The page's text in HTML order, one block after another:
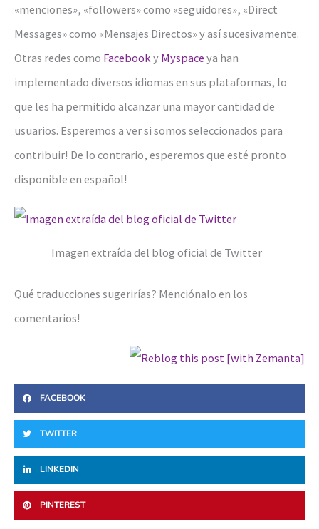
«menciones», «followers» como «seguidores», «Direct
Messages» como «Mensajes Directos» y así sucesivamente.
Otras redes como Facebooky Myspace ya han
implementado diversos idiomas en sus plataformas, lo
que les ha permitido alcanzar una mayor cantidad de
usuarios. Esperemos a ver si somos seleccionados para
contribuir! De lo contrario, esperemos que esté pronto
disponible en español!
Imagen extraída del blog oficial de Twitter
Qué traducciones sugerirías? Menciónalo en los
comentarios!
FACEBOOK
TWITTER
LINKEDIN
PINTEREST